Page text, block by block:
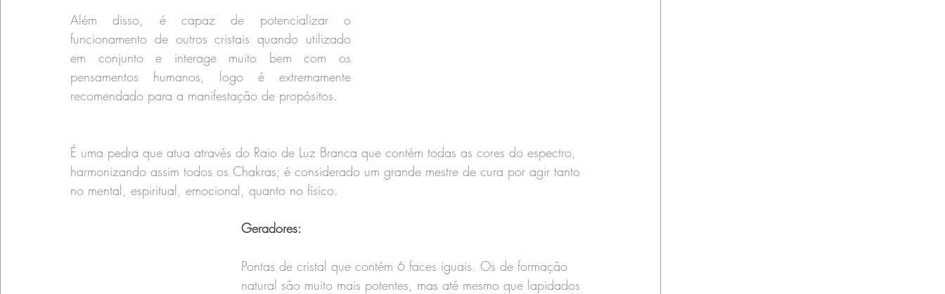
Além disso, é capaz de potencializar o
funcionamento de outros cristais quando utilizado
em conjunto e interage muito bem com os
pensamentos humanos, logo é extremamente
recomendado para a manifestação de propósitos.
É uma pedra que atua através do Raio de Luz Branca que contém todas as cores do espectro,
harmonizando assim todos os Chakras; é considerado um grande mestre de cura por agir tanto
no mental, espiritual, emocional, quanto no físico.
Geradores:
Pontas de cristal que contém 6 faces iguais. Os de formação
natural são muito mais potentes, mas até mesmo que lapidados